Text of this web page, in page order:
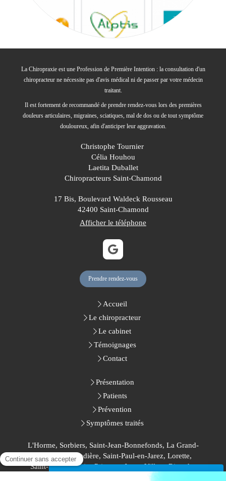
La Chiropraxie est une Profession de Première Intention : la consultation d'un
chiropracteur ne nécessite pas d'avis médical ni de passer par votre médecin
traitant.
Il est fortement de recommandé de prendre rendez-vous lors des premières
douleurs articulaires, migraines, sciatiques, mal de dos ou de tout symptôme
douloureux, afin d'anticiper leur aggravation.
Christophe Tournier
Célia Houhou
Laetita Duballet
Chiropracteurs Saint-Chamond
17 Bis, Boulevard Waldeck Rousseau
42400 Saint-Chamond
Afficher le téléphone
Prendre rendez-vous
Accueil
Le chiropracteur
Le cabinet
Témoignages
Contact
Présentation
Patients
Prévention
Symptômes traités
L'Horme, Sorbiers, Saint-Jean-Bonnefonds, La Grand-
Croix, La Talaudière, Saint-Paul-en-Jarez, Lorette,
Saint-Étienne, Saint-Priest-en-Jarez, Villars, Rive-de-